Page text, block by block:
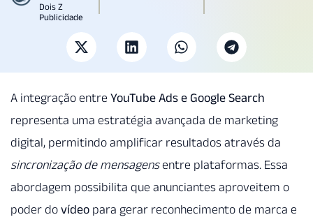
Dois Z
Publicidade
A integração entre YouTube Ads e Google Search
representa uma estratégia avançada de marketing
digital, permitindo amplificar resultados através da
sincronização de mensagensentre plataformas. Essa
abordagem possibilita que anunciantes aproveitem o
poder do vídeo para gerar reconhecimento de marca e